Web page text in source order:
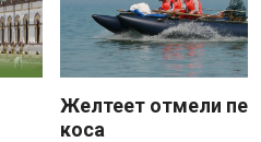
Желтеет отмели
коса